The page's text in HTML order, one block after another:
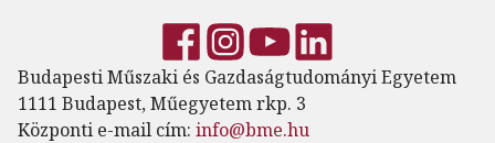
Budapesti Műszaki és Gazdaságtudományi Egyetem
1111 Budapest, Műegyetem rkp. 3
Központi e-mail cím: info@bme.hu